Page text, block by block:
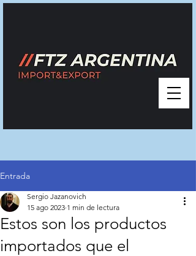
Entrada
Estos son los productos
importados que el
Sergio Jazanovich
15 ago 2023 1 min de lectura